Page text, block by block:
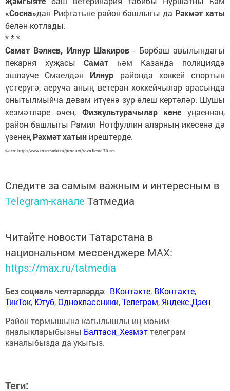
«Сосна»дан Рифгатьне район башлыгы да Рәхмәт хаты
белән котлады.
* * *
Самат Вәлиев, Илнур Шакиров - Бөрбаш авылындагы
пекарня хуҗасыСамат һәм Казанда полициядә
эшләүче Смәелдән Илнур районда хоккей спортын
үстерүгә, аеруча аның ветеран хоккейчылар арасында
онытылмыйча дәвам итүенә зур өлеш кертәләр. Шушы
хезмәтләре өчен, Физкультурачылар көне уңаеннан,
район башлыгы Рамил Нотфуллин аларның икесенә дә
үзенең Рәхмәт хатын ирештерде.
Фото: http://www.rosemarkt.ru/product/roza-fiesta-70-sm
Следите за самым важным и интересным в
Telegram-канале Татмедиа
Читайте новости Татарстана в
национальном мессенджере MАХ:
https://max.ru/tatmedia
Без социаль челтәрләрдә: ВКонтакте, ВКонтакте,
ТикТок, Ютуб,Одноклассники,Телеграм, Яндекс.Дзен
Район тормышына кагылышлы иң мөһим
яңалыкларыбызны Балтаси_Хезмэттелеграм
каналыбызда да укыгыз.
Теги: